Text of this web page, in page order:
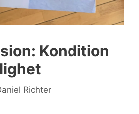
Kondition
Richter